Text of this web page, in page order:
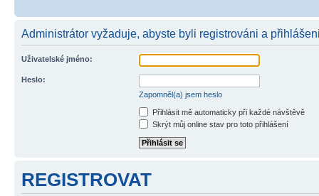
Administrátor vyžaduje, abyste byli registrováni a
Uživatelské jméno:
Heslo:
Zapomněl(a) jsem heslo
Přihlásit mě automaticky při každé návštěvě
Skrýt můj online stav pro toto přihlášení
REGISTROVAT